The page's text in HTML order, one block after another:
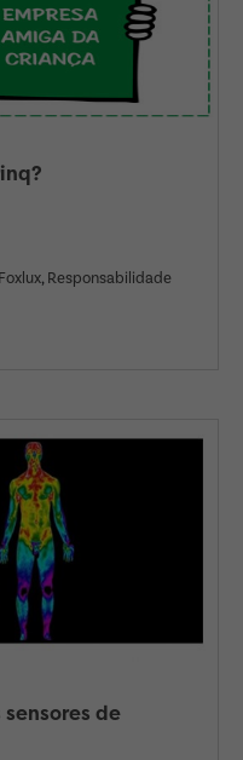
Foxlux, Responsabilidade
de